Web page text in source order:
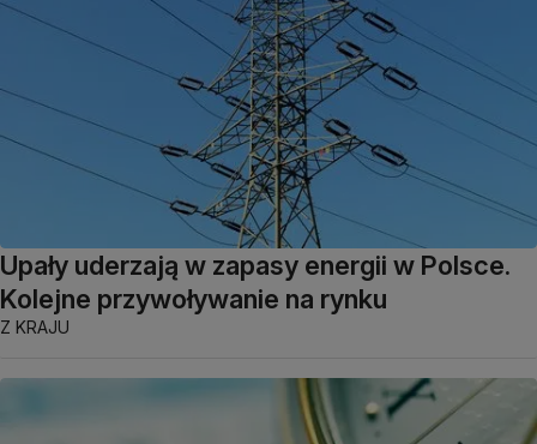
Upały uderzają w zapasy energii w Polsce.
Kolejne przywoływanie na rynku
Z KRAJU